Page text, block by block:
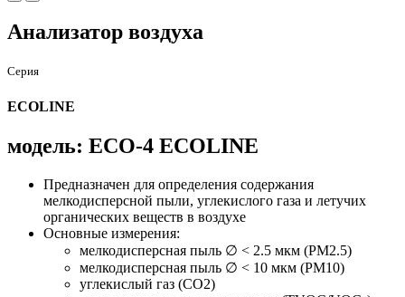
Анализатор воздуха
Серия
ECOLINE
модель: ECO-4 ECOLINE
Предназначен для определения содержания
мелкодисперсной пыли, углекислого газа и летучих
органических веществ в воздухе
Основные измерения:
мелкодисперсная пыль ∅ < 2.5 мкм (PM2.5)
мелкодисперсная пыль ∅ < 10 мкм (PM10)
углекислый газ (СO2)